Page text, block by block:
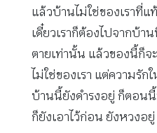
แล้วบ้านไม่ใช่ของเราที่แ
เดี๋ยวเราก็ต้องไปจากบ้า
ตายเท่านั้น แล้วของนี้ก็
ไม่ใช่ของเรา แต่ความรั
บ้านนี้ยังดำรงอยู่ ก็ตอนนี้
ก็ยังเอาไว้ก่อน ยังหวงอยู่